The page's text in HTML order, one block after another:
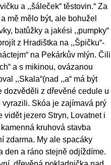
a ,,šáleček“ těstovin.“ Za
mě mělo být, ale bohužel
batůžky a jakési ,,pumpky“
z Hradištka na ,,Špičku“-
na Pekárkův mlýn. Čili
a s mikinou, ovázanou
,,Skala“(nad ,,a“ má být
dozvěděli z dřevěné cedule u
Skóa je zajímavá prý
vidět jezero Stryn, Lovatnet i
kruhová stavba
zdarma. My ale spacáky
den a ráno stejně odjíždíme.